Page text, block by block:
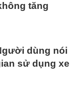
tăng
dùng nói
sử dụng xe